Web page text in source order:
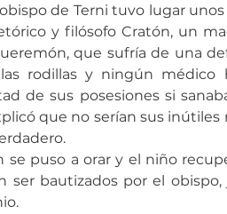
de Terni tuvo lugar
y filósofo Cratón, un
que sufría de una
rodillas y ningún médico
de sus posesiones si
que no serían sus inútiles
se puso a orar y el niño
ser bautizados por el